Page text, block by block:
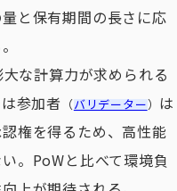
と保有期間の長さに応
大な計算力が求められる
参加者 （バリデーター） は
権を得るため、高性能
。PoWと比べて環境負